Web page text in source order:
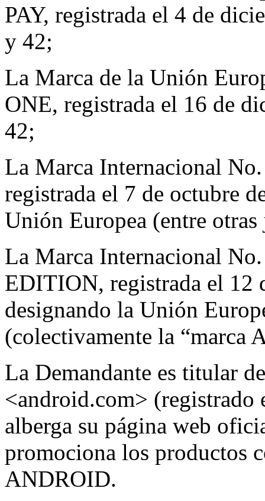
PAY, registrada el 4 de
y 42;
La Marca de la Unión
ONE, registrada el 16 de
42;
La Marca Internacional
registrada el 7 de octubre
Unión Europea (entre
La Marca Internacional
EDITION, registrada el 12
designando la Unión
(colectivamente la “marca
La Demandante es titular
<android.com>
alberga su página web
promociona los productos
ANDROID.